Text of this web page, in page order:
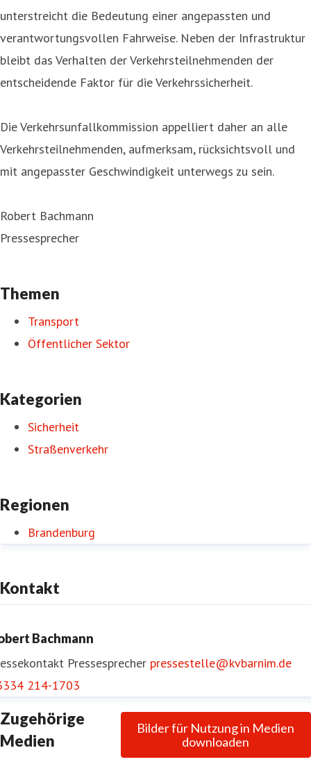
unterstreicht die Bedeutung einer angepassten und
verantwortungsvollen Fahrweise. Neben der Infrastruktur
bleibt das Verhalten der Verkehrsteilnehmenden der
entscheidende Faktor für die Verkehrssicherheit.
Die Verkehrsunfallkommission appelliert daher an alle
Verkehrsteilnehmenden, aufmerksam, rücksichtsvoll und
mit angepasster Geschwindigkeit unterwegs zu sein.
Robert Bachmann
Pressesprecher
Themen
Transport
Öffentlicher Sektor
Kategorien
Sicherheit
Straßenverkehr
Regionen
Brandenburg
Kontakt
Bachmann
Pressesprecher pressestelle@kvbarnim.de
214-1703
Zugehörige
Medien
Bilder für Nutzung in Medien
downloaden